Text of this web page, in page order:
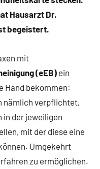
Hausarzt Dr.
begeistert.
mit
(eEB)ein
Hand bekommen:
nämlich verpflichtet,
in der jeweiligen
mit der diese eine
Umgekehrt
zu ermöglichen.